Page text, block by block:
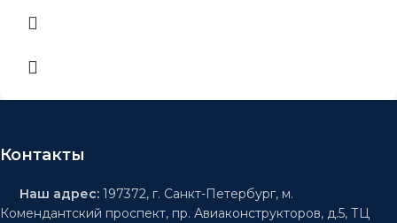
Контакты
Наш адрес: 197372, г. Санкт-Петербург, м.
Комендантский проспект, пр. Авиаконструкторов, д.5, ТЦ